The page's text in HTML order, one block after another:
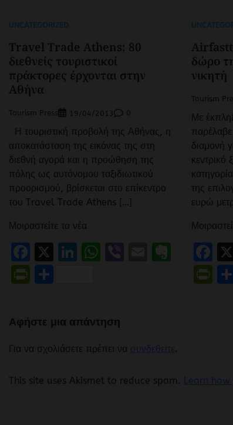
UNCATEGORIZED
Travel Trade Athens: 80
διεθνείς τουριστικοί
πράκτορες έρχονται στην
Αθήνα
Tourism Press 19/04/2013 0
Η τουριστική προβολή της Αθήνας, η
αποκατάσταση της εικόνας της στη
διεθνή αγορά και η προώθηση της
πόλης ως αυτόνομου ταξιδιωτικού
προορισμού, βρίσκεται στο επίκεντρο
του Travel Trade Athens […]
Μοιραστείτε τα νέα
Facebook
X LinkedIn
WhatsApp
ViberEmail
PrintFriendly
δώρο
νικητή
Tourism
Με
παρέλαβε
διαμονή
κεντρικό
της
ευρώ
Αφήστε μια απάντηση
Για να σχολιάσετε πρέπει να .
This site uses Akismet to reduce spam.